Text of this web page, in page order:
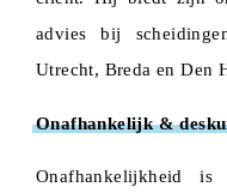
advies bij
Utrecht, Breda en Den
Onafhankelijk &
Onafhankelijkheid